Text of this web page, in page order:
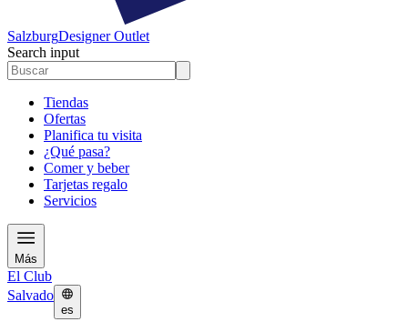
SalzburgDesigner Outlet
Search input
Tiendas
Ofertas
Planifica tu visita
¿Qué pasa?
Comer y beber
Tarjetas regalo
Servicios
Más
El Club
Salvado
es